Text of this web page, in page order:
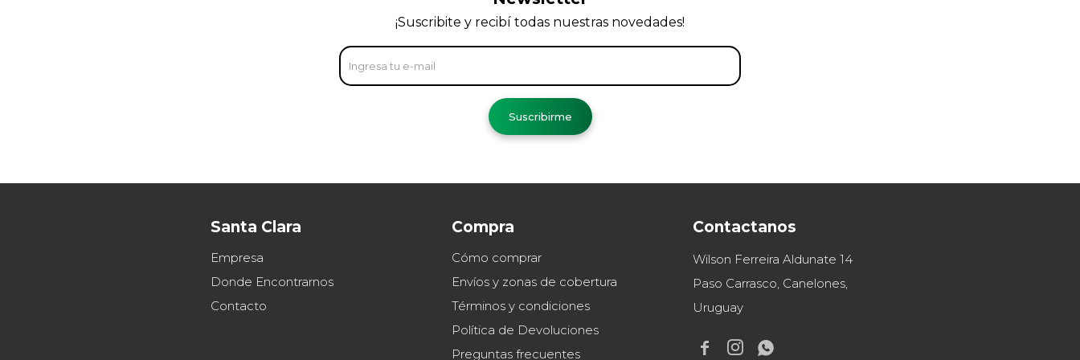
Santa Clara
Empresa
Donde Encontrarnos
Contacto
Compra
Cómo comprar
Envíos y zonas de cobertura
Términos y condiciones
Política de Devoluciones
Preguntas frecuentes
Contactanos
Wilson Ferreira Aldunate 14
Paso Carrasco, Canelones,
Uruguay
  
¡Suscribite y recibí todas nuestras novedades!
Suscribirme